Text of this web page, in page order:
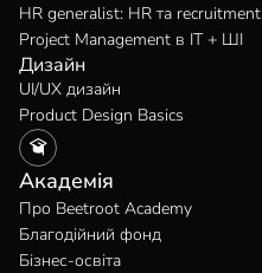
HR generalist: HR та recruitment
Project Management в IT + ШІ
Дизайн
UI/UX дизайн
Product Design Basics
Академія
Про Beetroot Academy
Благодійний фонд
Бізнес-освіта